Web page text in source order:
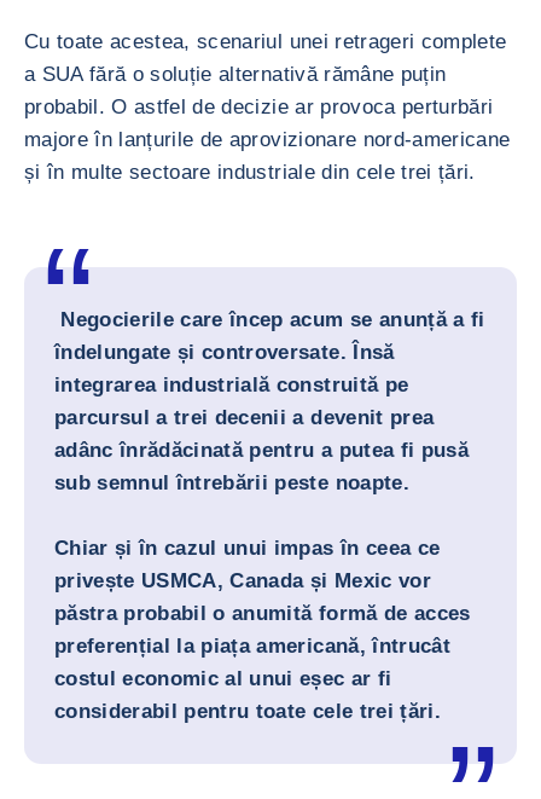
Cu toate acestea, scenariul unei retrageri complete
a SUA fără o soluție alternativă rămâne puțin
probabil. O astfel de decizie ar provoca perturbări
majore în lanțurile de aprovizionare nord-americane
și în multe sectoare industriale din cele trei țări.
Negocierile care încep acum se anunță a fi
îndelungate și controversate. Însă
integrarea industrială construită pe
parcursul a trei decenii a devenit prea
adânc înrădăcinată pentru a putea fi pusă
sub semnul întrebării peste noapte.
Chiar și în cazul unui impas în ceea ce
privește USMCA, Canada și Mexic vor
păstra probabil o anumită formă de acces
preferențial la piața americană, întrucât
costul economic al unui eșec ar fi
considerabil pentru toate cele trei țări.